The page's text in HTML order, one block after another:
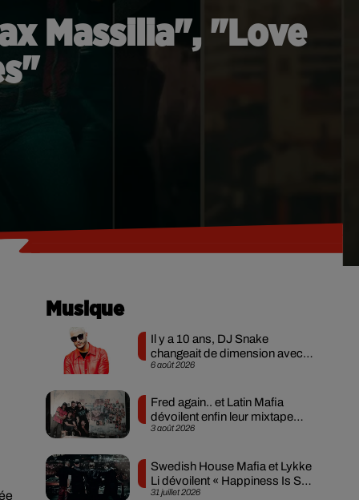
Massilia", "Love
Musique
6 août 2026
Il y a 10 ans, DJ Snake
changeait de dimension avec
son premier...
3 août 2026
Fred again.. et Latin Mafia
dévoilent enfin leur mixtape
créée en...
31 juillet 2026
Swedish House Mafia et Lykke
Li dévoilent « Happiness Is So
Sad »